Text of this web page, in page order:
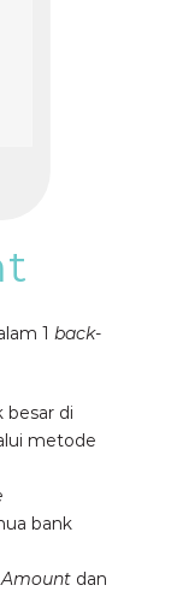
1 back-
besar di
metode
bank
Amount dan